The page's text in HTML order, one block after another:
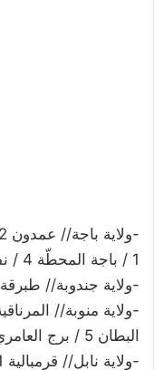
1 / باجة المحطّة 4 / نفزة 21
-ولاية جندوبة// طبرقة 8 / عين دراهم 3 / بني مطير 1
البطان 5 / برج العامري 8 / منوبة 6